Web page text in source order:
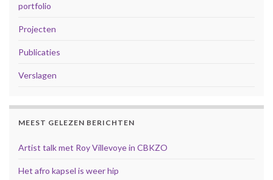
portfolio
Projecten
Publicaties
Verslagen
MEEST GELEZEN BERICHTEN
Artist talk met Roy Villevoye in CBKZO
Het afro kapsel is weer hip